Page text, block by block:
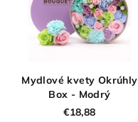
Mydlové kvety Okrúhly
Box - Modrý
€18,88